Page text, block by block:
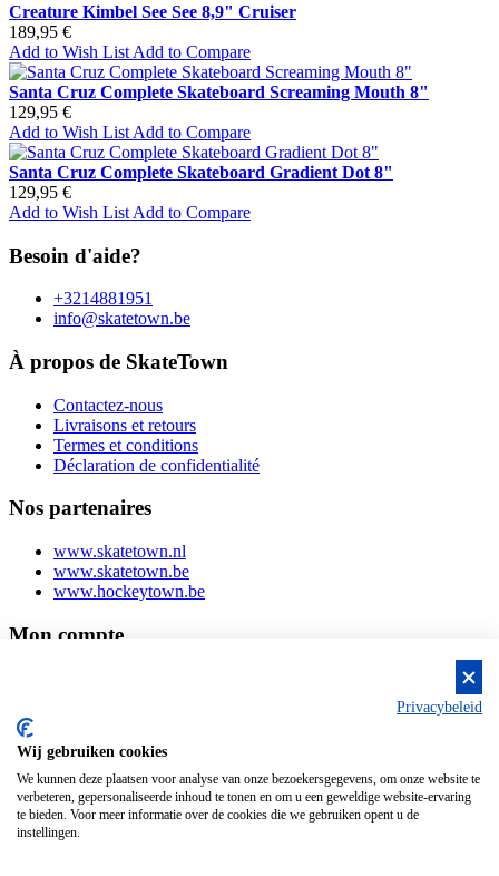
Creature Kimbel See See 8,9" Cruiser
189,95 €
Add to Wish List Add to Compare
Santa Cruz Complete Skateboard Screaming Mouth 8"
129,95 €
Add to Wish List Add to Compare
Santa Cruz Complete Skateboard Gradient Dot 8"
129,95 €
Add to Wish List Add to Compare
Besoin d'aide?
+3214881951
info@skatetown.be
À propos de SkateTown
Contactez-nous
Livraisons et retours
Termes et conditions
Déclaration de confidentialité
Nos partenaires
www.skatetown.nl
www.skatetown.be
www.hockeytown.be
Mon compte
Privacybeleid
Wij gebruiken cookies
We kunnen deze plaatsen voor analyse van onze bezoekersgegevens, om onze website te
verbeteren, gepersonaliseerde inhoud te tonen en om u een geweldige website-ervaring
te bieden. Voor meer informatie over de cookies die we gebruiken opent u de
instellingen.